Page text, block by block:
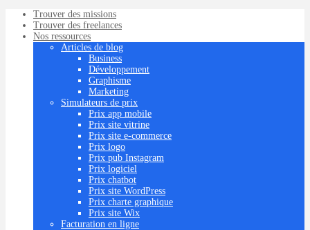
Trouver des missions
Trouver des freelances
Nos ressources
Articles de blog
Business
Développement
Graphisme
Marketing
Simulateurs de prix
Prix app mobile
Prix site vitrine
Prix site e-commerce
Prix logo
Prix pub Instagram
Prix logiciel
Prix chatbot
Prix site WordPress
Prix charte graphique
Prix site Wix
Facturation en ligne